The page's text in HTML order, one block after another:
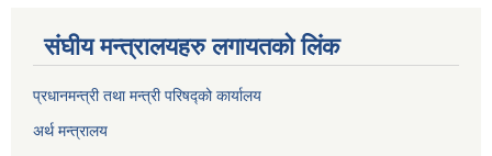
संघीय मन्त्रालयहरु लगायतको लिंक
प्रधानमन्त्री तथा मन्त्री परिषद्को कार्यालय
अर्थ मन्त्रालय